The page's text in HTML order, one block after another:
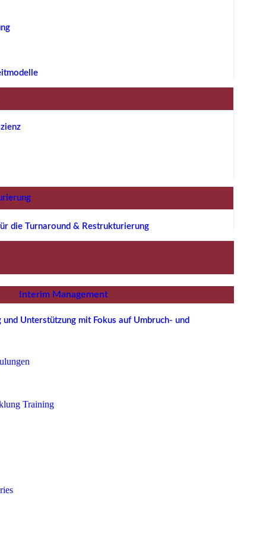
die Turnaround & Restrukturierung
Interim Management
und Unterstützung mit Fokus auf Umbruch- und
Training